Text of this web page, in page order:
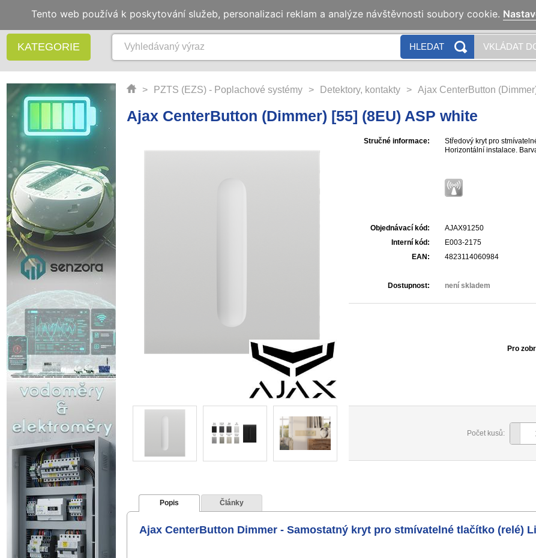
KATEGORIE HLEDAT VKLÁDAT
> PZTS (EZS) - Poplachové systémy > Detektory, kontakty > Ajax CenterButton
Ajax CenterButton (Dimmer) [55] (8EU) ASP white
Stručné informace:
Středový kryt pro
Horizontální instalace.
Objednávací kód:
AJAX91250
Interní kód:
E003-2175
EAN:
4823114060984
Dostupnost: není skladem
Pro
Počet kusů:
Popis Články
Ajax CenterButton Dimmer - Samostatný kryt pro stmívatelné tlačítko (relé)
Tento web používá k poskytování služeb, personalizaci reklam a analýze návštěvnosti soubory cookie.